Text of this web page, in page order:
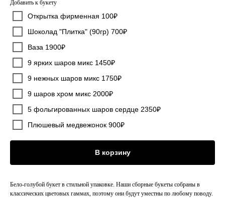
Добавить к букету
Открытка фирменная 100₽
Шоколад "Плитка" (90гр) 700₽
Ваза 1900₽
9 ярких шаров микс 1450₽
9 нежных шаров микс 1750₽
9 шаров хром микс 2000₽
5 фольгированных шаров сердце 2350₽
Плюшевый медвежонок 900₽
В корзину
Бело-голубой букет в стильной упаковке. Наши сборные букеты собраны в
классических цветовых гаммах, поэтому они будут уместны по любому поводу.